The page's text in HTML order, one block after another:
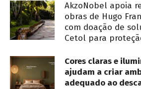
AkzoNobel apoia
obras de Hugo
com doação de
Cetol para
Cores claras e
ajudam a criar
adequado ao